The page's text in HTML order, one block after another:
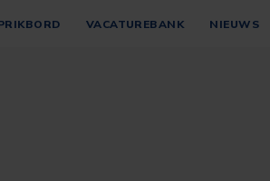
VACATUREBANK NIEUWS